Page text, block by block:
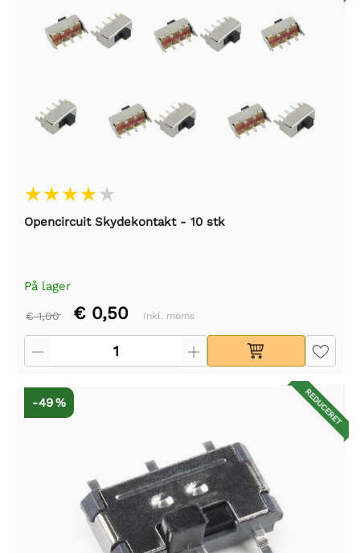
Opencircuit Skydekontakt - 10 stk
På lager
€ 1,00 € 0,50 Inkl. moms
REDUCERET
-49 %